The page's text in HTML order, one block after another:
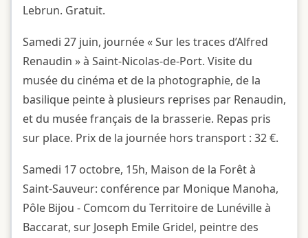
Lebrun. Gratuit.
Samedi 27 juin, journée « Sur les traces d’Alfred
Renaudin » à Saint-Nicolas-de-Port. Visite du
musée du cinéma et de la photographie, de la
basilique peinte à plusieurs reprises par Renaudin,
et du musée français de la brasserie. Repas pris
sur place. Prix de la journée hors transport : 32 €.
Samedi 17 octobre, 15h, Maison de la Forêt à
Saint-Sauveur: conférence par Monique Manoha,
Pôle Bijou - Comcom du Territoire de Lunéville à
Baccarat, sur Joseph Emile Gridel, peintre des